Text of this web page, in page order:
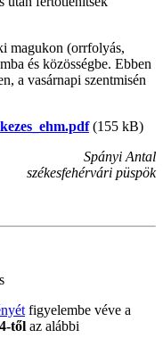
magukon (orrfolyás,
és közösségbe. Ebben
a vasárnapi szentmisén
(155 kB)
Spányi Antal
székesfehérvári püspök
figyelembe véve a
től az alábbi